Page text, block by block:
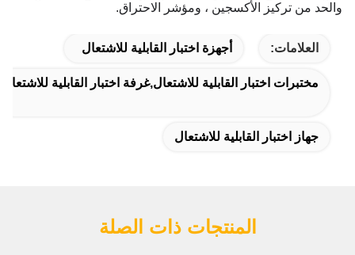
والحد من تركيز الأكسجين ، ومؤشر الاحتراق.
العلامات: أجهزة اختبار القابلية للاشتعال
مختبرات اختبار القابلية للاشتعال,غرفة اختبار القابلية للاشتعال
جهاز اختبار القابلية للاشتعال
المنتجات ذات الصلة